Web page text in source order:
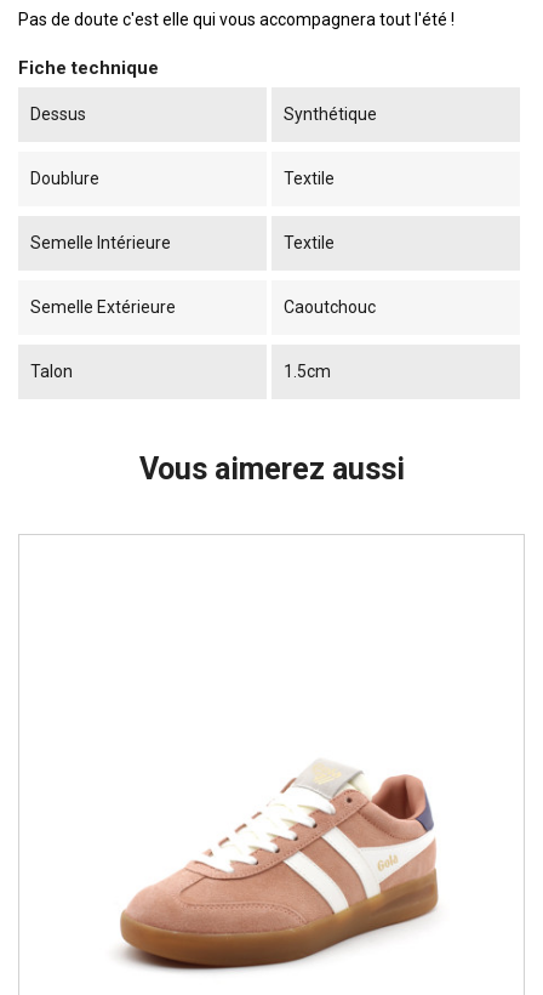
Pas de doute c'est elle qui vous accompagnera tout l'été !
Fiche technique
Dessus Synthétique
Doublure Textile
Semelle Intérieure Textile
Semelle Extérieure Caoutchouc
Talon 1.5cm
Vous aimerez aussi